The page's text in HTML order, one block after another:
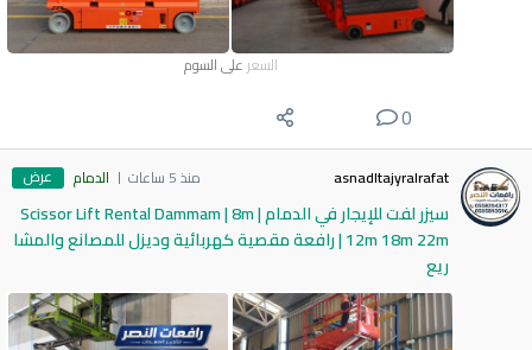
السعر على السوم
0
asnadltajyralrafat منذ 5 ساعات الدمام عرض
سيزر لفت للإيجار في الدمام | Scissor Lift Rental Dammam | 8m
12m 18m 22m | رافعة مقصية كهربائية وديزل للمصانع والمشا
ريع